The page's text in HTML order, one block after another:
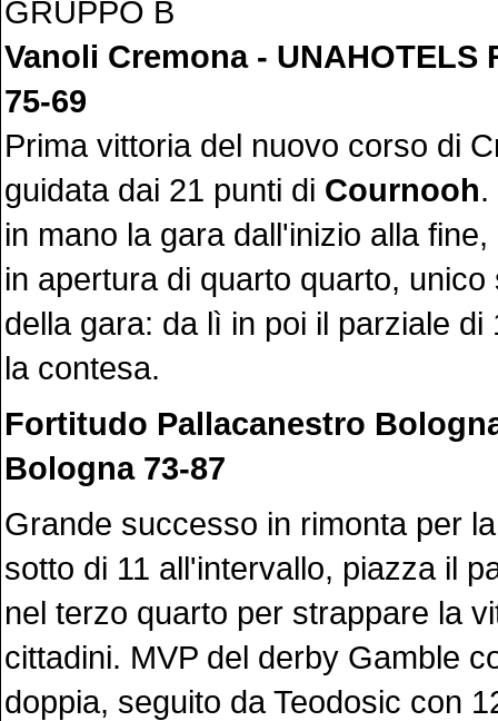
GRUPPO B
Vanoli Cremona - UNAHOTELS
75-69
Prima vittoria del nuovo corso di
guidata dai 21 punti di Cournooh.
in mano la gara dall'inizio alla
in apertura di quarto quarto, unico
della gara: da lì in poi il parziale di
la contesa.
Fortitudo Pallacanestro
Bologna 73-87
Grande successo in rimonta per
sotto di 11 all'intervallo, piazza il
nel terzo quarto per strappare la
cittadini. MVP del derby Gamble
doppia, seguito da Teodosic con